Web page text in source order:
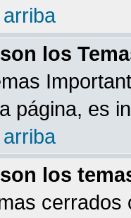
los
página, es
los
cerrados